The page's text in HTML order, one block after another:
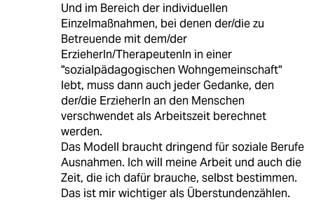
Und im Bereich der individuellen
Einzelmaßnahmen, bei denen der/die zu
Betreuende mit dem/der
ErzieherIn/TherapeutenIn in einer
"sozialpädagogischen Wohngemeinschaft"
lebt, muss dann auch jeder Gedanke, den
der/die ErzieherIn an den Menschen
verschwendet als Arbeitszeit berechnet
werden.
Das Modell braucht dringend für soziale Berufe
Ausnahmen. Ich will meine Arbeit und auch die
Zeit, die ich dafür brauche, selbst bestimmen.
Das ist mir wichtiger als Überstundenzählen.